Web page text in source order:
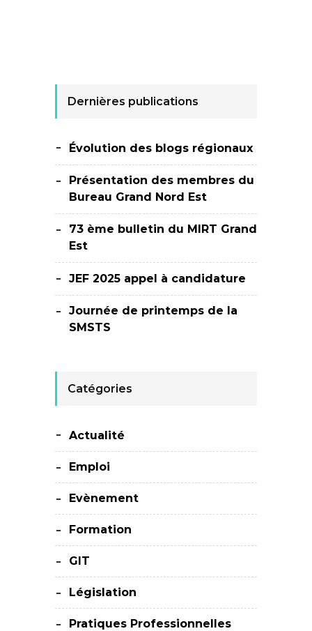
Dernières publications
Évolution des blogs régionaux
Présentation des membres du
Bureau Grand Nord Est
73 ème bulletin du MIRT Grand
Est
JEF 2025 appel à candidature
Journée de printemps de la
SMSTS
Catégories
Actualité
Emploi
Evènement
Formation
GIT
Législation
Pratiques Professionnelles